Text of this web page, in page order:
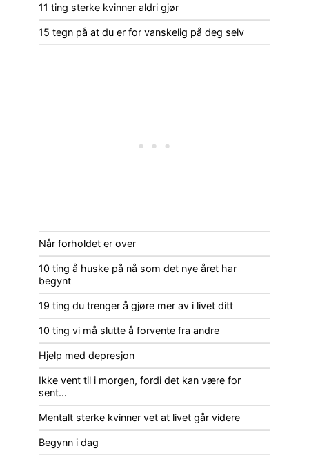
11 ting sterke kvinner aldri gjør
15 tegn på at du er for vanskelig på deg selv
Når forholdet er over
10 ting å huske på nå som det nye året har
begynt
19 ting du trenger å gjøre mer av i livet ditt
10 ting vi må slutte å forvente fra andre
Hjelp med depresjon
Ikke vent til i morgen, fordi det kan være for
sent…
Mentalt sterke kvinner vet at livet går videre
Begynn i dag